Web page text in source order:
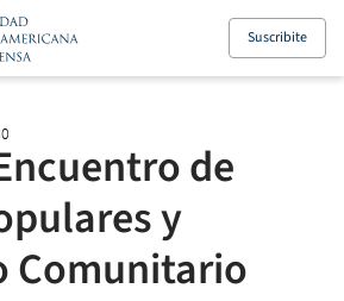
Suscribite
de
y
Comunitario